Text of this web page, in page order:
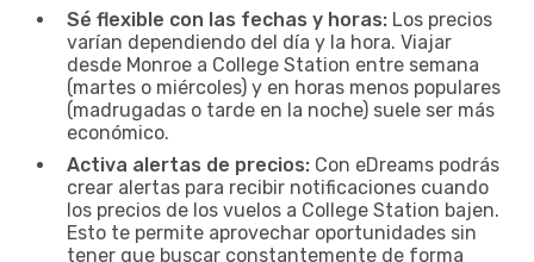
Sé flexible con las fechas y horas: Los precios
varían dependiendo del día y la hora. Viajar
desde Monroe a College Station entre semana
(martes o miércoles) y en horas menos populares
(madrugadas o tarde en la noche) suele ser más
económico.
Activa alertas de precios: Con eDreams podrás
crear alertas para recibir notificaciones cuando
los precios de los vuelos a College Station bajen.
Esto te permite aprovechar oportunidades sin
tener que buscar constantemente de forma